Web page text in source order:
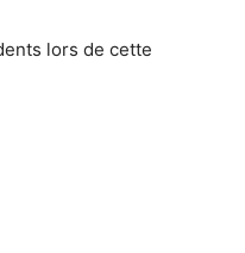
lors de cette